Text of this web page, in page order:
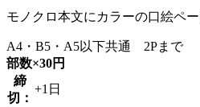
モノクロ本文にカラーの口絵ペ
A4・B5・A5以下共通 2Pまで
部数×30円
締
切：
+1日